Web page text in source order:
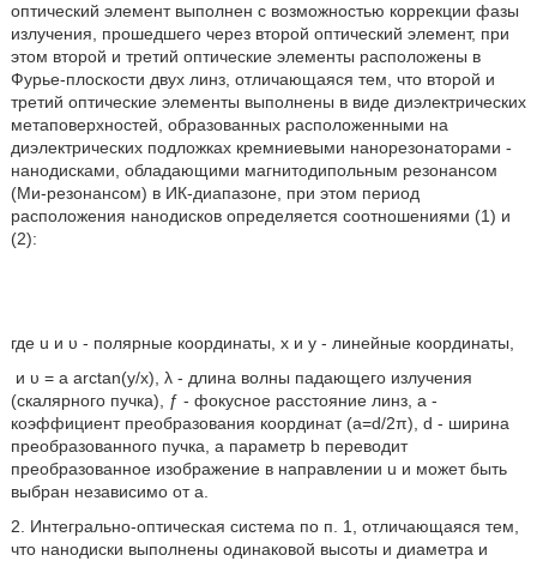
оптический элемент выполнен с возможностью коррекции фазы
излучения, прошедшего через второй оптический элемент, при
этом второй и третий оптические элементы расположены в
Фурье-плоскости двух линз, отличающаяся тем, что второй и
третий оптические элементы выполнены в виде диэлектрических
метаповерхностей, образованных расположенными на
диэлектрических подложках кремниевыми нанорезонаторами -
нанодисками, обладающими магнитодипольным резонансом
(Ми-резонансом) в ИК-диапазоне, при этом период
расположения нанодисков определяется соотношениями (1) и
(2):
где u и υ - полярные координаты, x и у - линейные координаты,
и υ = a arctan(y/x), λ - длина волны падающего излучения
(скалярного пучка), ƒ - фокусное расстояние линз, а -
коэффициент преобразования координат (а=d/2π), d - ширина
преобразованного пучка, а параметр b переводит
преобразованное изображение в направлении u и может быть
выбран независимо от а.
2. Интегрально-оптическая система по п. 1, отличающаяся тем,
что нанодиски выполнены одинаковой высоты и диаметра и